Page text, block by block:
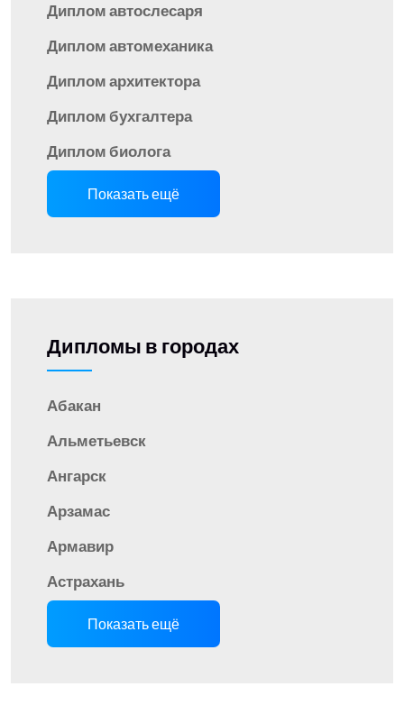
Диплом автослесаря
Диплом автомеханика
Диплом архитектора
Диплом бухгалтера
Диплом биолога
Показать ещё
Дипломы в городах
Абакан
Альметьевск
Ангарск
Арзамас
Армавир
Астрахань
Показать ещё